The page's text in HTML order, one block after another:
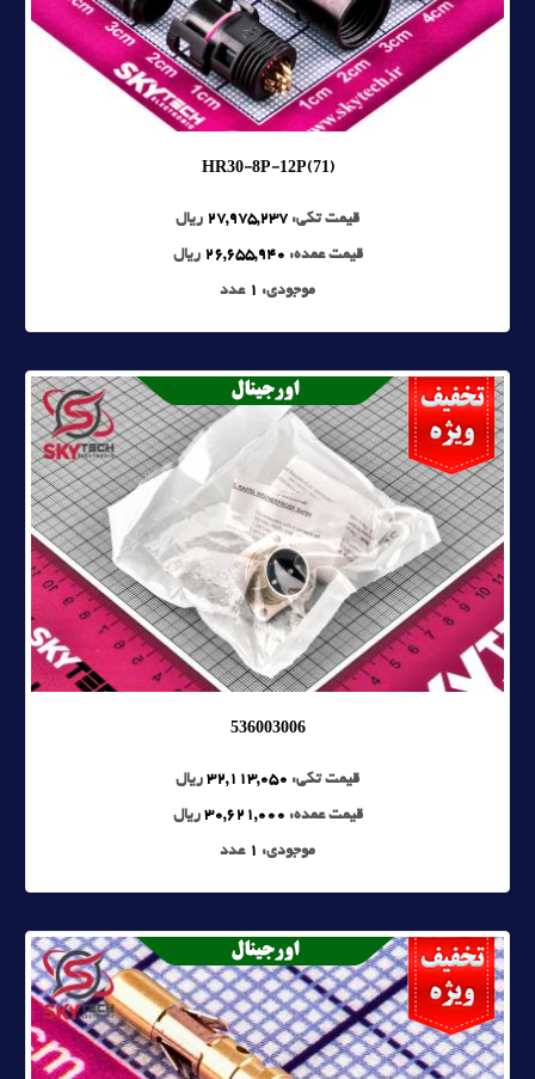
HR30-8P-12P(71)
قیمت تکی: 27,975,237 ریال
قیمت عمده: 26,655,940 ریال
موجودی: 1 عدد
536003006
قیمت تکی: 32,113,050 ریال
قیمت عمده: 30,621,000 ریال
موجودی: 1 عدد